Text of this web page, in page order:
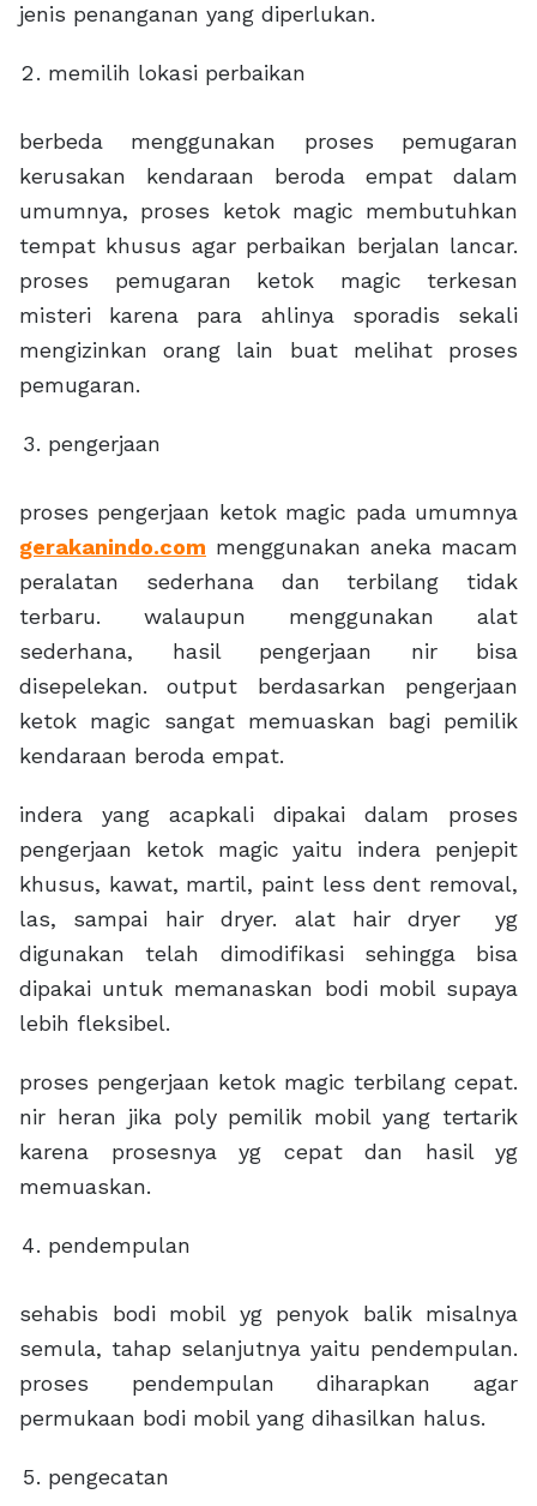
jenis penanganan yang diperlukan.
memilih lokasi perbaikan
berbeda menggunakan proses pemugaran
kerusakan kendaraan beroda empat dalam
umumnya, proses ketok magic membutuhkan
tempat khusus agar perbaikan berjalan lancar.
proses pemugaran ketok magic terkesan
misteri karena para ahlinya sporadis sekali
mengizinkan orang lain buat melihat proses
pemugaran.
pengerjaan
proses pengerjaan ketok magic pada umumnya
gerakanindo.com menggunakan aneka macam
peralatan sederhana dan terbilang tidak
terbaru. walaupun menggunakan alat
sederhana, hasil pengerjaan nir bisa
disepelekan. output berdasarkan pengerjaan
ketok magic sangat memuaskan bagi pemilik
kendaraan beroda empat.
indera yang acapkali dipakai dalam proses
pengerjaan ketok magic yaitu indera penjepit
khusus, kawat, martil, paint less dent removal,
las, sampai hair dryer. alat hair dryer yg
digunakan telah dimodifikasi sehingga bisa
dipakai untuk memanaskan bodi mobil supaya
lebih fleksibel.
proses pengerjaan ketok magic terbilang cepat.
nir heran jika poly pemilik mobil yang tertarik
karena prosesnya yg cepat dan hasil yg
memuaskan.
pendempulan
sehabis bodi mobil yg penyok balik misalnya
semula, tahap selanjutnya yaitu pendempulan.
proses pendempulan diharapkan agar
permukaan bodi mobil yang dihasilkan halus.
pengecatan